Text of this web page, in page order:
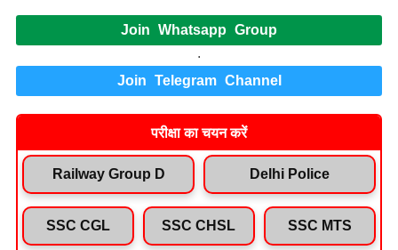
Join Whatsapp Group
.
Join Telegram Channel
परीक्षा का चयन करें
Railway Group D Delhi Police
SSC CGL SSC CHSL SSC MTS